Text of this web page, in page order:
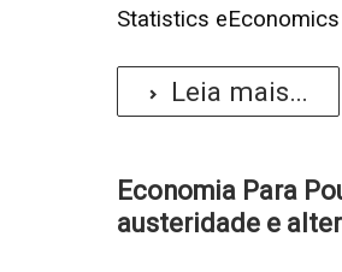
Statistics
Leia mais...
Economia Para
austeridade e